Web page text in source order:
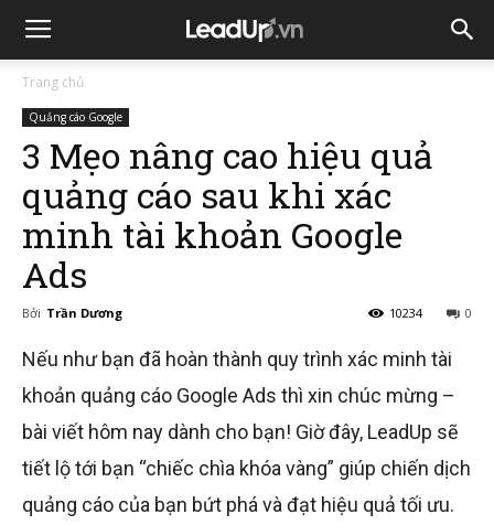
Trang chủ
Quảng cáo Google
3 Mẹo nâng cao hiệu quả
quảng cáo sau khi xác
minh tài khoản Google
Ads
Bởi Trần Dương 0
10234
Nếu như bạn đã hoàn thành quy trình xác minh tài
khoản quảng cáo Google Ads thì xin chúc mừng –
bài viết hôm nay dành cho bạn! Giờ đây, LeadUp sẽ
tiết lộ tới bạn “chiếc chìa khóa vàng” giúp chiến dịch
quảng cáo của bạn bứt phá và đạt hiệu quả tối ưu.